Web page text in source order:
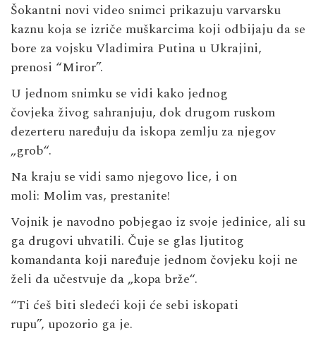
Šokantni novi video snimci prikazuju varvarsku
kaznu koja se izriče muškarcima koji odbijaju da se
bore za vojsku Vladimira Putina u Ukrajini,
prenosi “Miror”.
U jednom snimku se vidi kako jednog
čovjeka živog sahranjuju, dok drugom ruskom
dezerteru naređuju da iskopa zemlju za njegov
„grob“.
Na kraju se vidi samo njegovo lice, i on
moli: Molim vas, prestanite!
Vojnik je navodno pobjegao iz svoje jedinice, ali su
ga drugovi uhvatili. Čuje se glas ljutitog
komandanta koji naređuje jednom čovjeku koji ne
želi da učestvuje da „kopa brže“.
“Ti ćeš biti sledeći koji će sebi iskopati
rupu”, upozorio ga je.